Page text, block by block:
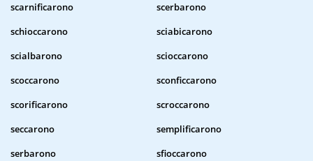
scarnificarono
scerbarono
schioccarono
sciabicarono
scialbarono
scioccarono
scoccarono
sconficcarono
scorificarono
scroccarono
seccarono
semplificarono
serbarono
sfioccarono